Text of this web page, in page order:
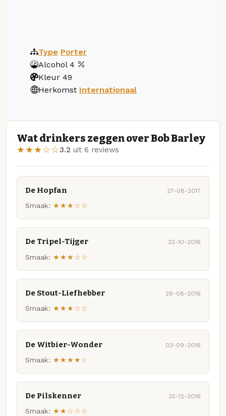
Type Porter
Alcohol 4
Kleur 49
Herkomst Internationaal
Wat drinkers zeggen over Bob Barley
★★★☆☆3.2 uit 6 reviews
De Hopfan 27-08-2017
Smaak: ★★★☆☆
De Tripel-Tijger 22-10-2016
Smaak: ★★★☆☆
De Stout-Liefhebber 28-08-2016
Smaak: ★★★☆☆
De Witbier-Wonder 03-09-2016
Smaak: ★★★★☆
De Pilskenner 25-12-2016
Smaak: ★★☆☆☆